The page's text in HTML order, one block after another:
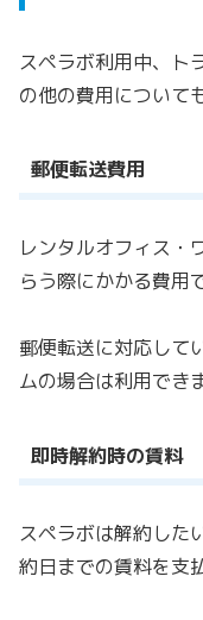
スペラボ利用中、ト
の他の費用について
郵便転送費用
レンタルオフィス・
らう際にかかる費用
郵便転送に対応して
ムの場合は利用でき
即時解約時の賃料
スペラボは解約した
約日までの賃料を支